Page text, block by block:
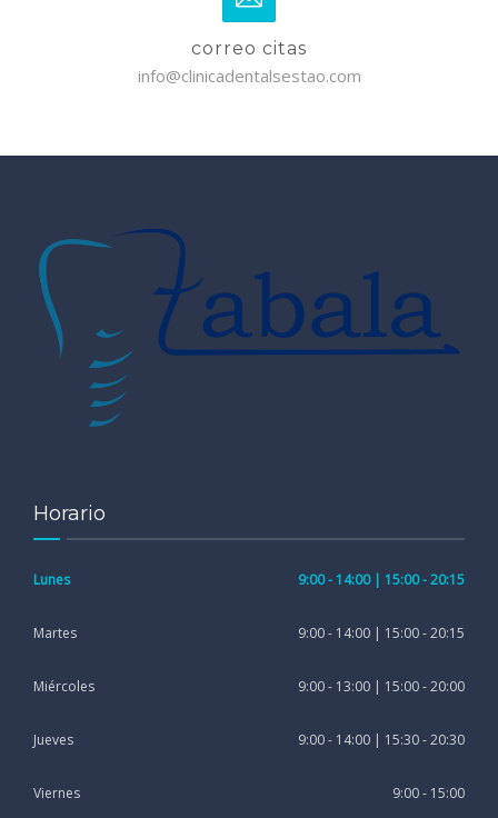
correo citas
info@clinicadentalsestao.com
Horario
Lunes 9:00 - 14:00 | 15:00 - 20:15
Martes 9:00 - 14:00 | 15:00 - 20:15
Miércoles 9:00 - 13:00 | 15:00 - 20:00
Jueves 9:00 - 14:00 | 15:30 - 20:30
Viernes 9:00 - 15:00